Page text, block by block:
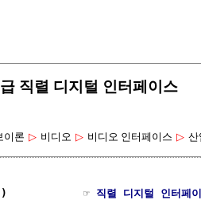
직렬 디지털 인터페이스
이론 ▷ 비디오 ▷ 비디오 인터페이스 ▷ 산
☞ 직렬 디지털 인터페